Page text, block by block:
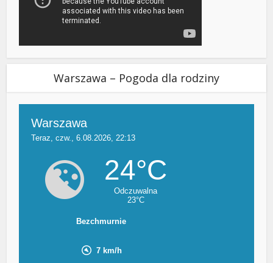
Warszawa – Pogoda dla rodziny